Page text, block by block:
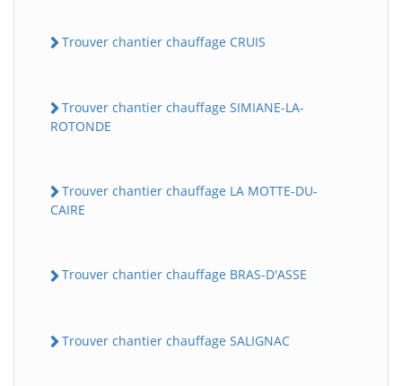
Trouver chantier chauffage CRUIS
Trouver chantier chauffage SIMIANE-LA-
ROTONDE
Trouver chantier chauffage LA MOTTE-DU-
CAIRE
Trouver chantier chauffage BRAS-D'ASSE
Trouver chantier chauffage SALIGNAC